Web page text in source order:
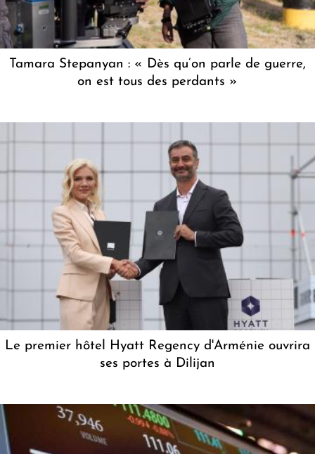
Tamara Stepanyan : « Dès qu’on parle de guerre,
on est tous des perdants »
Le premier hôtel Hyatt Regency d'Arménie ouvrira
ses portes à Dilijan